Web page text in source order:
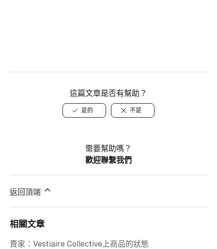
這篇文章是否有幫助？
是的 不是
需要幫助嗎？
歡迎聯繫我們
返回頂端
相關文章
賣家：Vestiaire Collective上商品的狀態